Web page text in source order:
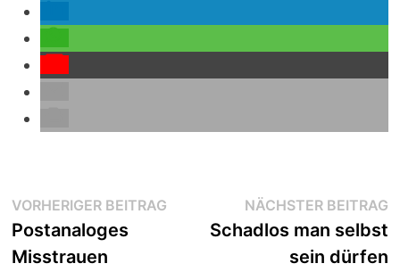
Beitragsnavigation
VORHERIGER BEITRAG Vorheriger
Beitrag:
Postanaloges
Misstrauen
NÄCHSTER BEITRAG
Schadlos man selbst
sein dürfen